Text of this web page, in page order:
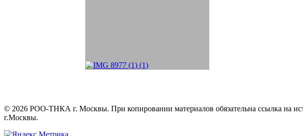
© 2026 РОО-ТНКА г. Москвы. При копировании материалов обязательна ссылка на
г.Москвы.